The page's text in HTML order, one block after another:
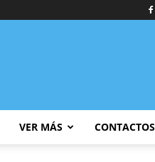
VER MÁS CONTACTOS